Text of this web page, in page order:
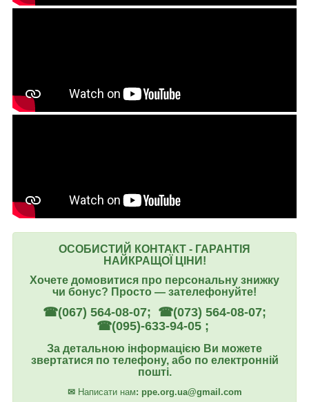
ОСОБИСТИЙ КОНТАКТ - ГАРАНТІЯ
НАЙКРАЩОЇ ЦІНИ!
Хочете домовитися про персональну знижку
чи бонус? Просто ― зателефонуйте!
☎(067) 564-08-07; ☎(073) 564-08-07;
☎(095)-633-94-05 ;
За детальною інформацією Ви можете
звертатися по телефону, або по електронній
пошті.
✉Написати нам: ppe.org.ua@gmail.com